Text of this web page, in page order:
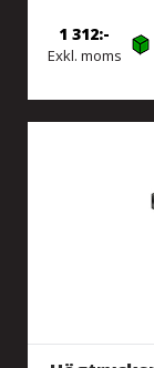
Exkl. moms
1 312